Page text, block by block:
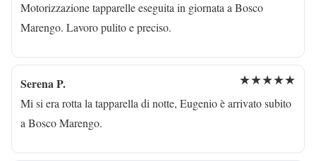
Motorizzazione tapparelle eseguita in giornata a Bosco
Marengo. Lavoro pulito e preciso.
Serena P. ★★★★★
Mi si era rotta la tapparella di notte, Eugenio è arrivato subito
a Bosco Marengo.